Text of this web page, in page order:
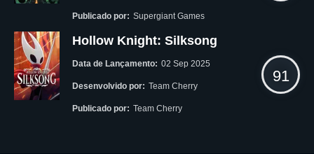
Publicado por: Supergiant Games
Hollow Knight: Silksong
Data de Lançamento: 02 Sep 2025
Desenvolvido por: Team Cherry
Publicado por: Team Cherry
91